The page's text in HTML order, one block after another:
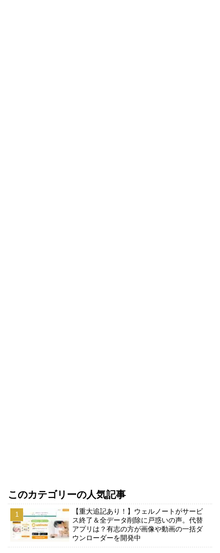
このカテゴリーの人気記事
【重大追記あり！】ウェルノートがサービ
ス終了＆全データ削除に戸惑いの声。代替
アプリは？有志の方が画像や動画の一括ダ
ウンローダーを開発中